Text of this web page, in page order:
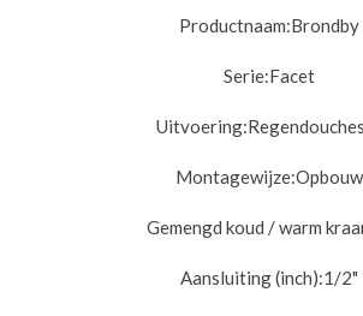
Productnaam:Brondby
Serie:Facet
Uitvoering:
Montagewijze:Opbouw
Gemengd koud / warm
Aansluiting (inch):1/2"